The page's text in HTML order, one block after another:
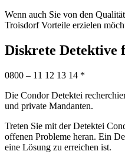
Wenn auch Sie von den
Troisdorf Vorteile erzielen
Diskrete Detektive
0800 – 11 12 13 14 *
Die Condor Detektei
und private Mandanten.
Treten Sie mit der Detektei
offenen Probleme heran. Ein
eine Lösung zu erreichen ist.